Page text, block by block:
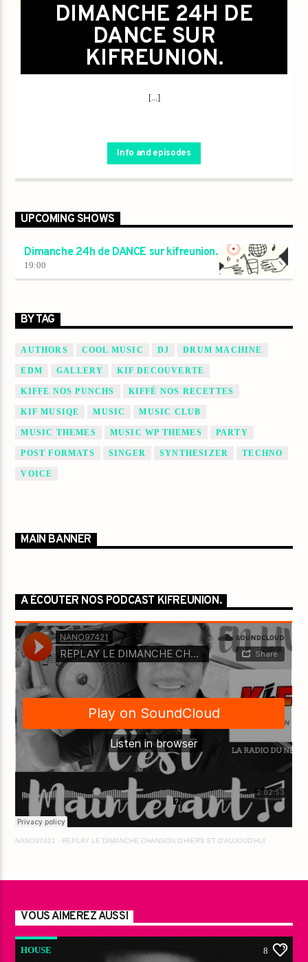
DIMANCHE 24H DE
DANCE SUR
KIFREUNION.
[...]
Info and episodes
UPCOMING SHOWS
Dimanche 24h de DANCE sur kifreunion.
19:00
BY TAG
AUTHORS COOL MUSIC DJ DRUM MACHINE
EDM GALLERY KIF DECOUVERTE
KIFFE NOS PUNCHS KIFFÉ NOS RECETTES
KIF MUSIQE MUSIC MUSIC CLUB
MUSIC THEMES MUSIC WP THEMES PARTY
POST FORMATS SINGER SYNTHESIZER TECHNO
VOICE
MAIN BANNER
A ÉCOUTER NOS PODCAST KIFREUNION.
NANO97421 · REPLAY LE DIMANCHE CHANSON D'HIERS ET D'AUJOUD'HUI
VOUS AIMEREZ AUSSI
HOUSE 8